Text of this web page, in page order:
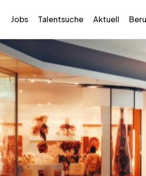
Jobs Talentsuche Aktuell